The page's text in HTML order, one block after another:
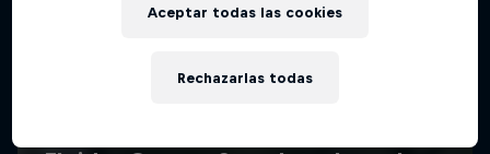
Rechazarlas todas
Aceptar todas las cookies